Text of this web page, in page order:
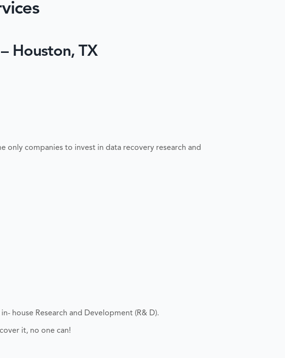
Houston, TX
only companies to invest in data recovery research and
house Research and Development (R& D).
it, no one can!